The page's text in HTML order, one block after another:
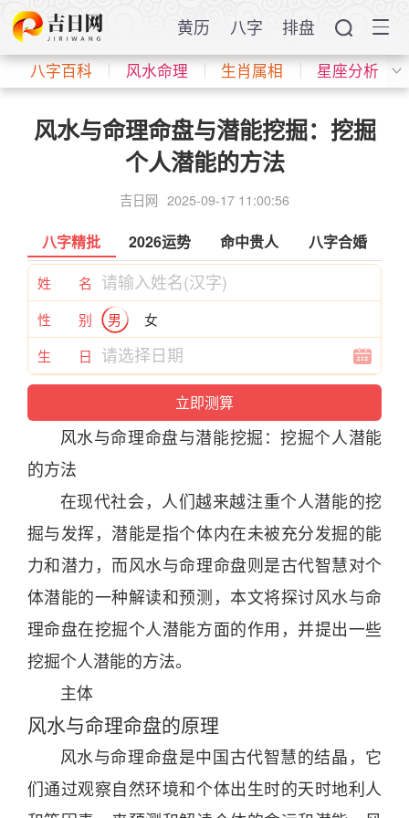
黄历 八字 排盘
八字百科 风水命理 生肖属相 星座分析
风水与命理命盘与潜能挖掘：挖掘
个人潜能的方法
吉日网 2025-09-17 11:00:56
八字精批 2026运势 命中贵人 八字合婚
姓 名
性 别
男
女
生 日
风水与命理命盘与潜能挖掘：挖掘个人潜能
的方法
在现代社会，人们越来越注重个人潜能的挖
掘与发挥，潜能是指个体内在未被充分发掘的能
力和潜力，而风水与命理命盘则是古代智慧对个
体潜能的一种解读和预测，本文将探讨风水与命
理命盘在挖掘个人潜能方面的作用，并提出一些
挖掘个人潜能的方法。
主体
风水与命理命盘的原理
风水与命理命盘是中国古代智慧的结晶，它
们通过观察自然环境和个体出生时的天时地利人